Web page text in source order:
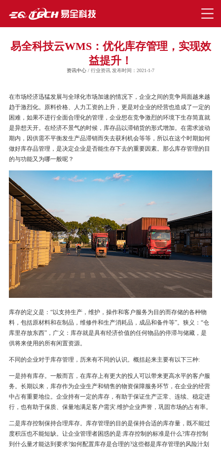
易全科技云WMS：优化库存管理，实现效
益提升！
资讯中心 / 行业资讯 发布时间：2021-1-7
在市场经济迅猛发展与全球化市场加速的情况下，企业之间的竞争局面越来越
趋于激烈化。原料价格、人力工资的上升，更是对企业的经营也造成了一定的
困难，如果不进行全面合理化的管理，企业想在竞争激烈的环境下生存简直就
是异想天开。在经济不景气的时候，库存品以滞销货的形式增加。在需求波动
期内，因供需不平衡发生产品滞销而失去获利机会等等，所以在这个时期如何
做好库存品管理，是决定企业是否能生存下去的重要因素。那么库存管理的目
的与功能又为哪一般呢？
库存的定义是：“以支持生产，维护，操作和客户服务为目的而存储的各种物
料，包括原材料和在制品，维修件和生产消耗品，成品和备件等”。狭义：“仓
库里存放东西”，广义：库存就是具有经济价值的任何物品的停滞与储藏，是
供将来使用的所有闲置资源。
不同的企业对于库存管理，历来有不同的认识。概括起来主要有以下三种:
一是持有库存。一般而言，在库存上有更大的投人可以带来更高水平的客户服
务。长期以来，库存作为企业生产和销售的物资保障服务环节，在企业的经营
中占有重要地位。企业持有一定的库存，有助于保证生产正常、连续、稳定进
行，也有助于保质、保量地满足客户需灾.维护企业声誉，巩固市场的占有率。
二是库存控制保持合理库存。库存管理的目的是保持合适的库存量，既不能过
度积压也不能短缺。让企业管理者困惑的是:库存控制的标准是什么?库存控制
到什么量才能达到要求?如何配置库存是合理的?这些都是库存管理的风险汁划